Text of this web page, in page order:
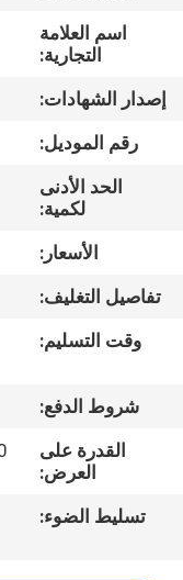
معلومات
جولة
مراقبة
الجودة
اسم العلامة
التجارية:
إصدار الشهادات:
رقم الموديل:
الحد الأدنى
لكمية:
الأسعار:
تفاصيل التغليف:
وقت التسليم:
شروط الدفع:
القدرة على
العرض:
تسليط الضوء: